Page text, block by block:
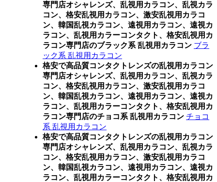
専門店オシャレンズ、乱視用カラコン、乱視カラ
コン、格安乱視用カラコン、激安乱視用カラコ
ン、韓国乱視カラコン、遠視用カラコン、遠視カ
ラコン、乱視用カラーコンタクト、格安乱視用カ
ラコン専門店のブラック系 乱視用カラコン ブラ
ック系 乱視用カラコン
格安で高品質コンタクトレンズの乱視用カラコン
専門店オシャレンズ、乱視用カラコン、乱視カラ
コン、格安乱視用カラコン、激安乱視用カラコ
ン、韓国乱視カラコン、遠視用カラコン、遠視カ
ラコン、乱視用カラーコンタクト、格安乱視用カ
ラコン専門店のチョコ系 乱視用カラコン チョコ
系 乱視用カラコン
格安で高品質コンタクトレンズの乱視用カラコン
専門店オシャレンズ、乱視用カラコン、乱視カラ
コン、格安乱視用カラコン、激安乱視用カラコ
ン、韓国乱視カラコン、遠視用カラコン、遠視カ
ラコン、乱視用カラーコンタクト、格安乱視用カ